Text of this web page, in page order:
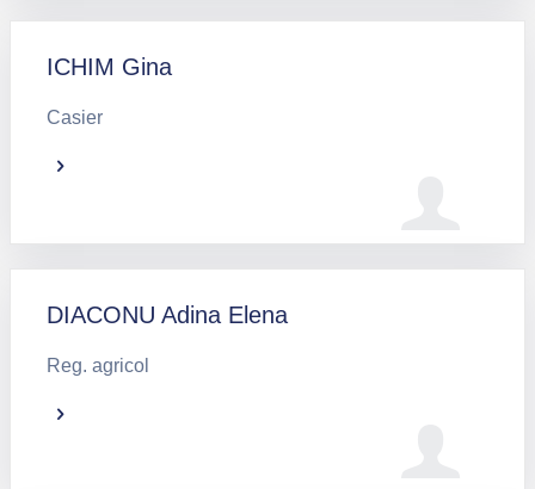
ICHIM Gina
Casier
DIACONU Adina Elena
Reg. agricol